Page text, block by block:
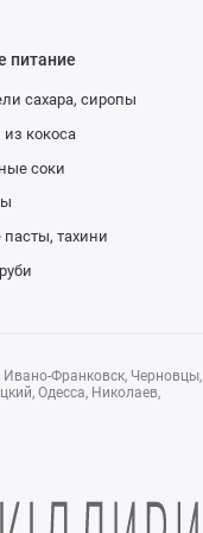
питание
сахара, сиропы
кокоса
соки
тахини
Ивано-Франковск, Черновцы,
Одесса, Николаев,